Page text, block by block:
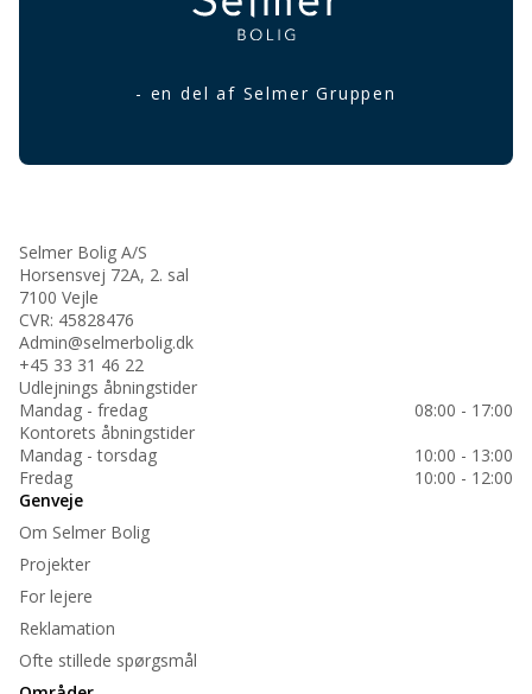
- en del af Selmer Gruppen
Selmer Bolig A/S
Horsensvej 72A, 2. sal
7100 Vejle
CVR: 45828476
Admin@selmerbolig.dk
+45 33 31 46 22
Udlejnings åbningstider
Mandag - fredag
08:00 - 17:00
Kontorets åbningstider
Mandag - torsdag
10:00 - 13:00
Fredag
10:00 - 12:00
Genveje
Om Selmer Bolig
Projekter
For lejere
Reklamation
Ofte stillede spørgsmål